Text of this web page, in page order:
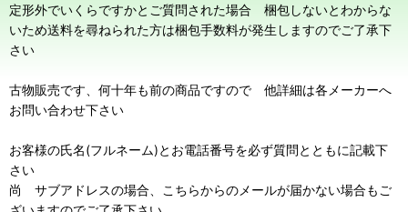
定形外でいくらですかとご質問された場合 梱包しないとわからな
いため送料を尋ねられた方は梱包手数料が発生しますのでご了承下
さい
古物販売です、何十年も前の商品ですので 他詳細は各メーカーへ
お問い合わせ下さい
お客様の氏名(フルネーム)とお電話番号を必ず質問とともに記載下
さい
尚 サブアドレスの場合、こちらからのメールが届かない場合もご